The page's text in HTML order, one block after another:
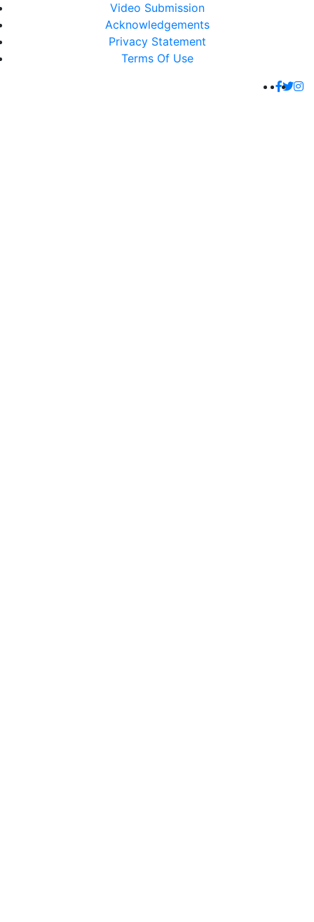
Video Submission
Acknowledgements
Privacy Statement
Terms Of Use